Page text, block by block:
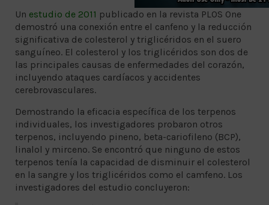
Un estudio de 2011 publicado en la revista PLOS One
demostró una conexión entre el canfeno y la reducción
significativa de colesterol y triglicéridos en el suero
sanguíneo. El colesterol y los triglicéridos son dos de
las principales causas de enfermedades del corazón,
incluyendo ataques cardíacos y accidentes
cerebrovasculares.
Demostrando la eficacia específica de los terpenos
individuales, los investigadores probaron otros
terpenos, incluyendo pineno, beta-cariofileno (BCP),
linalol y mirceno. Se encontró que ninguno de estos
terpenos tenía la capacidad de disminuir el colesterol
en la sangre y los triglicéridos como el camfeno. Los
investigadores del estudio concluyeron: